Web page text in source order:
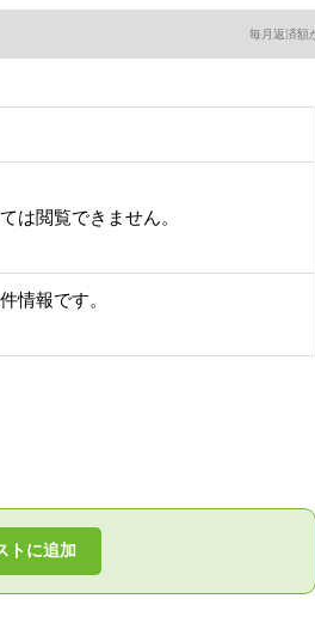
毎月返済額
は閲覧できません。
情報です。
トに追加